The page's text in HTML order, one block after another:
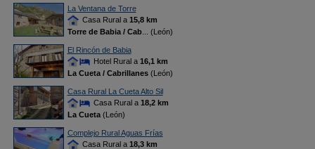
La Ventana de Torre
Casa Rural a 15,8 km
Torre de Babia / Cab... (León)
El Rincón de Babia
Hotel Rural a 16,1 km
La Cueta / Cabrillanes(León)
Casa Rural La Cueta Alto Sil
Casa Rural a 18,2 km
La Cueta(León)
Complejo Rural Aguas Frías
Casa Rural a 18,3 km